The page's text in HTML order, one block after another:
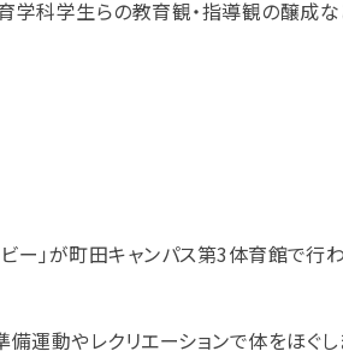
科学生らの教育観・指導観の醸成な
ー」が町田キャンパス第3体育館で
運動やレクリエーションで体をほぐし